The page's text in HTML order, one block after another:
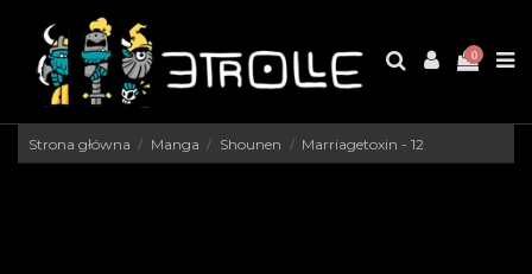
0
Strona główna Manga Shounen Marriagetoxin - 12